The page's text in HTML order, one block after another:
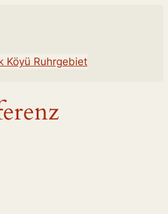
Köyü Ruhrgebiet